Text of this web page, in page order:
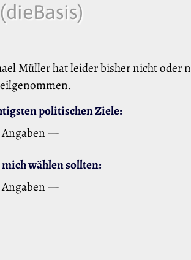
(dieBasis)
Müller hat leider bisher nicht oder
politischen Ziele:
—
wählen sollten:
—